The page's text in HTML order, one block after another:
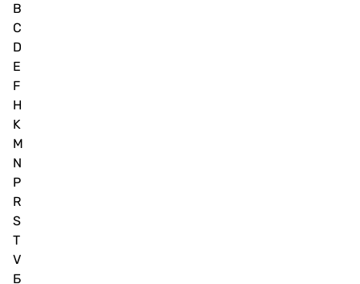
B
C
D
E
F
H
K
M
N
P
R
S
T
V
Б